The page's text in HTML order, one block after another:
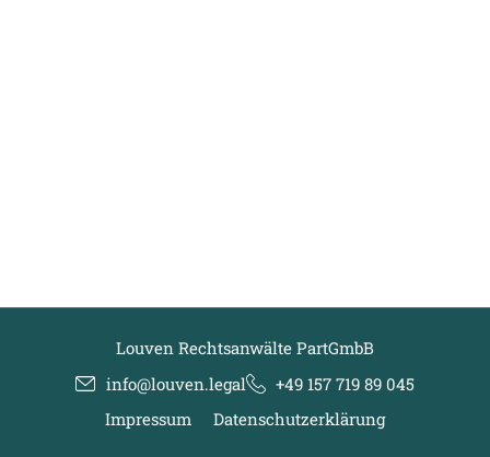
Louven Rechtsanwälte PartGmbB
info@louven.legal
+49 157 719 89 045
Impressum
Datenschutzerklärung